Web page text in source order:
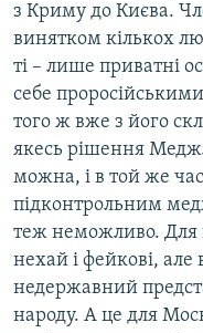
з Криму до Києва.
винятком кількох
ті – лише приватні
себе
того ж вже з його
якесь рішення
можна, і в той же
підконтрольним
теж неможливо. Для
нехай і фейкові, але
недержавний
народу. А це для